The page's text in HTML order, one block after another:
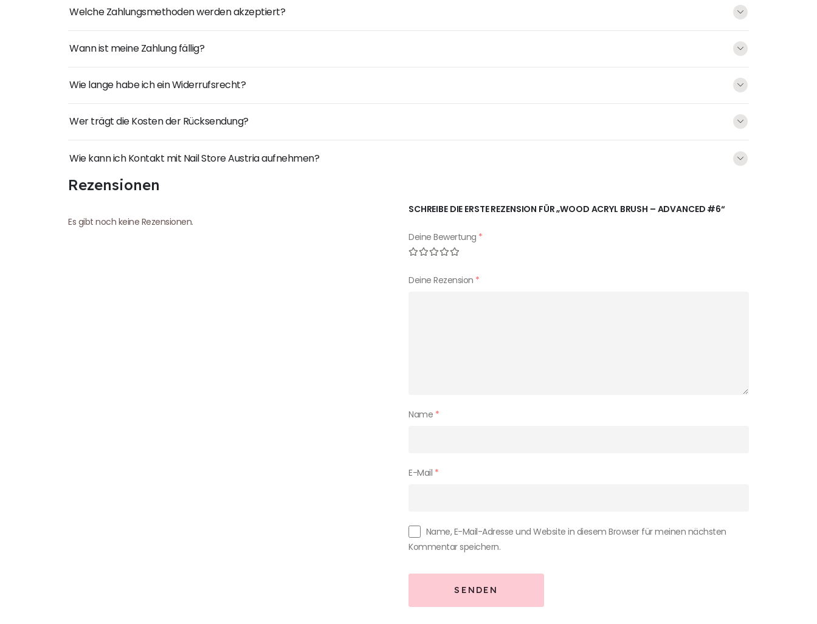
Welche Zahlungsmethoden werden akzeptiert?
Wann ist meine Zahlung fällig?
Wie lange habe ich ein Widerrufsrecht?
Wer trägt die Kosten der Rücksendung?
Wie kann ich Kontakt mit Nail Store Austria aufnehmen?
Rezensionen
Es gibt noch keine Rezensionen.
SCHREIBE DIE ERSTE REZENSION FÜR „WOOD ACRYL BRUSH – ADVANCED #6“
Deine Bewertung *
Deine Rezension *
Name *
E-Mail *
Name, E-Mail-Adresse und Website in diesem Browser für meinen nächsten
Kommentar speichern.